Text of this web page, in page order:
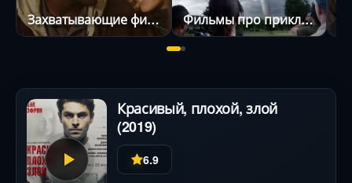
Захватывающие фильмы Фильмы про приключения
Красивый, плохой, злой
(2019)
6.9